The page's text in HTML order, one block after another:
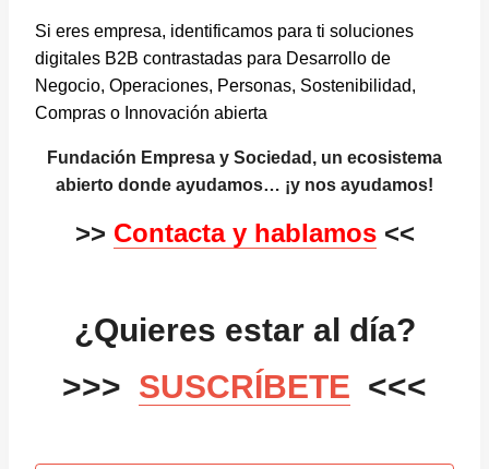
Si eres empresa, identificamos para ti soluciones
digitales B2B contrastadas para Desarrollo de
Negocio, Operaciones, Personas, Sostenibilidad,
Compras o Innovación abierta
Fundación Empresa y Sociedad, un ecosistema
abierto donde ayudamos… ¡y nos ayudamos!
>> Contacta y hablamos<<
¿Quieres estar al día?
>>> SUSCRÍBETE <<<